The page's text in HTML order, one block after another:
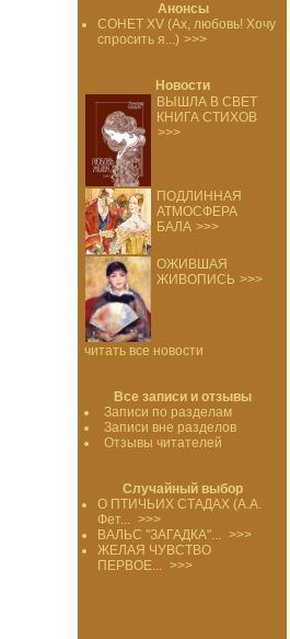
Анонсы
СОНЕТ XV (Ах, любовь! Хочу
спросить я...) >>>
Новости
ВЫШЛА В СВЕТ
КНИГА СТИХОВ
>>>
ПОДЛИННАЯ
АТМОСФЕРА
БАЛА >>>
ОЖИВШАЯ
ЖИВОПИСЬ >>>
читать все новости
Все записи и отзывы
Записи по разделам
Записи вне разделов
Отзывы читателей
Случайный выбор
О ПТИЧЬИХ СТАДАХ (А.А.
Фет... >>>
ВАЛЬС "ЗАГАДКА"... >>>
ЖЕЛАЯ ЧУВСТВО
ПЕРВОЕ... >>>